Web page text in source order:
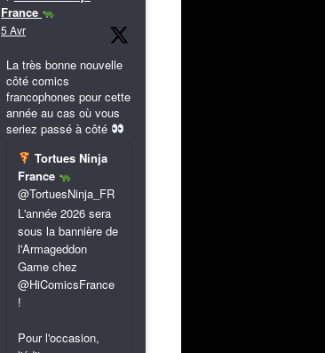
France
5 Avr
La très bonne nouvelle
côté comics
francophones pour cette
année au cas où vous
seriez passé à côté
Tortues Ninja
France
@TortuesNinja_FR
L'année 2026 sera
sous la bannière de
l'Armageddon
Game chez
@HiComicsFrance
!
Pour l'occasion,